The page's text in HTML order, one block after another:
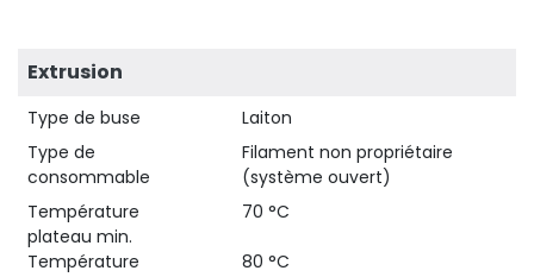
Extrusion
Type de buse
Laiton
Type de
consommable
Filament non propriétaire
(système ouvert)
Température
plateau min.
70 °C
Température
80 °C